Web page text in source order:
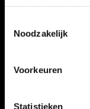
Noodzakelijk
Voorkeuren
Statistieken
VERHALEN
KALENDER
THEMA’S